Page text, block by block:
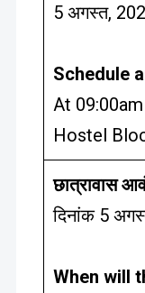
5 अगस्त,
Schedule
At
Hostel
छात्रावास
दिनांक 5
When will